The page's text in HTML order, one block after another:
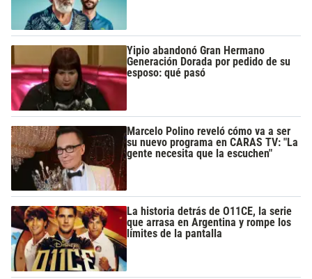
Yipio abandonó Gran Hermano
Generación Dorada por pedido de su
esposo: qué pasó
Marcelo Polino reveló cómo va a ser
su nuevo programa en CARAS TV: "La
gente necesita que la escuchen"
La historia detrás de O11CE, la serie
que arrasa en Argentina y rompe los
límites de la pantalla